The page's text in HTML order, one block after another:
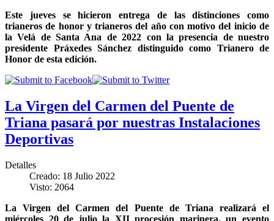
Este jueves se hicieron entrega de las distinciones como
trianeros de honor y trianeros del año con motivo del inicio de
la Velá de Santa Ana de 2022 con la presencia de nuestro
presidente Práxedes Sánchez distinguido como Trianero de
Honor de esta edición.
La Virgen del Carmen del Puente de
Triana pasará por nuestras Instalaciones
Deportivas
Detalles
Creado: 18 Julio 2022
Visto: 2064
La Virgen del Carmen del Puente de Triana realizará el
miércoles 20 de julio la XII procesión marinera, un evento